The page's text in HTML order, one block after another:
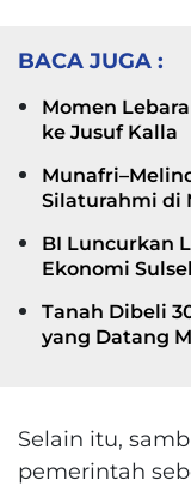
BACA JUGA :
Momen
ke Jusuf Kalla
Silaturahmi di
BI Luncurkan
Ekonomi Sulsel
Tanah Dibeli
yang Datang
Selain itu,
pemerintah